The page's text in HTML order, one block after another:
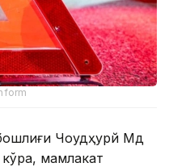
Чоудҳурй Мд
мамлакат